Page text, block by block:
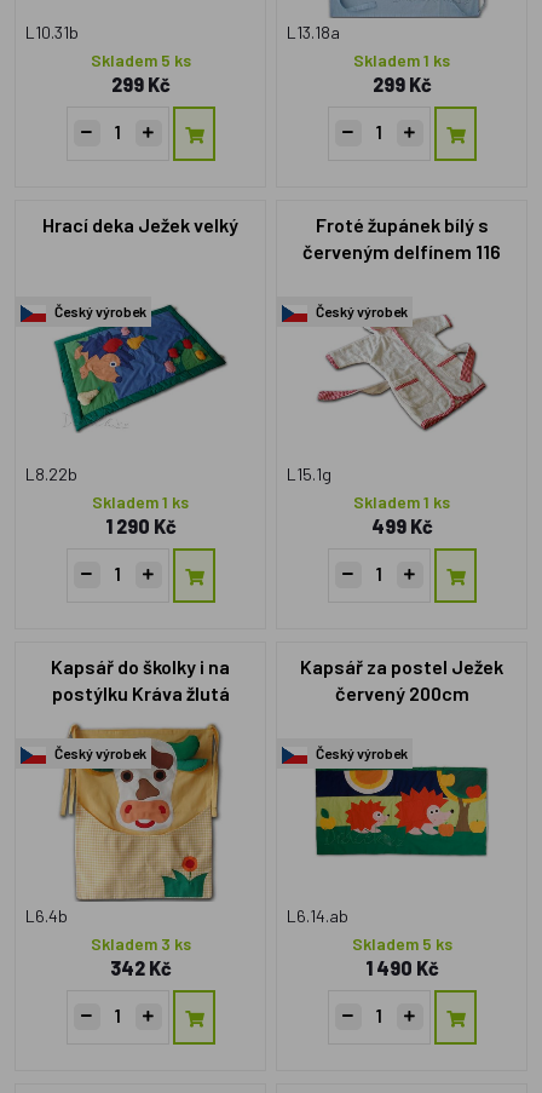
L10.31b
Skladem 5 ks
299 Kč
L13.18a
Skladem 1 ks
299 Kč
Hrací deka Ježek velký
Český výrobek
L8.22b
Skladem 1 ks
1 290 Kč
Froté župánek bílý s
červeným delfínem 116
Český výrobek
L15.1g
Skladem 1 ks
499 Kč
Kapsář do školky i na
postýlku Kráva žlutá
Český výrobek
L6.4b
Skladem 3 ks
342 Kč
Kapsář za postel Ježek
červený 200cm
Český výrobek
L6.14.ab
Skladem 5 ks
1 490 Kč